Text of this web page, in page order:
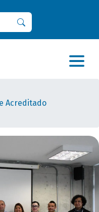
Acreditado